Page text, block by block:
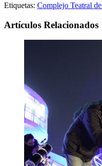
Etiquetas: Complejo Teatral
Artículos Relacionados